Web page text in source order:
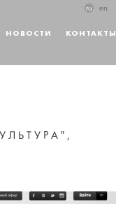
НОВОСТИ КОНТАКТЫ
ru en